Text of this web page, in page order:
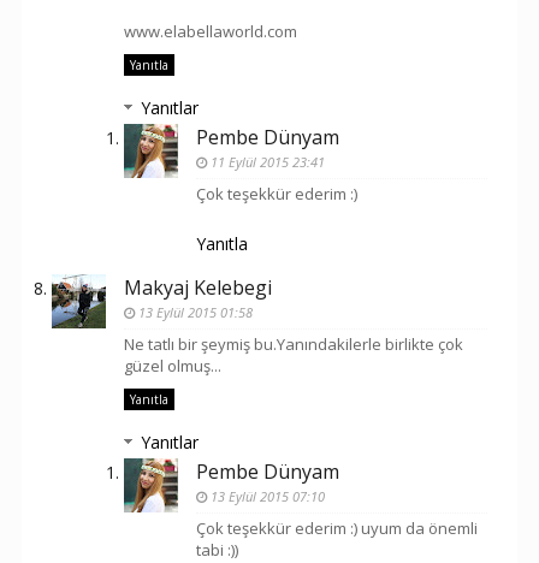
www.elabellaworld.com
Yanıtla
Yanıtlar
Pembe Dünyam
11 Eylül 2015 23:41
Çok teşekkür ederim :)
Yanıtla
Makyaj Kelebegi
13 Eylül 2015 01:58
Ne tatlı bir şeymiş bu.Yanındakilerle birlikte çok
güzel olmuş...
Yanıtla
Yanıtlar
Pembe Dünyam
13 Eylül 2015 07:10
Çok teşekkür ederim :) uyum da önemli
tabi :))